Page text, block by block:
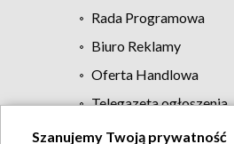
Rada Programowa
Biuro Reklamy
Oferta Handlowa
Telegazeta ogłoszenia
Szanujemy Twoją prywatność